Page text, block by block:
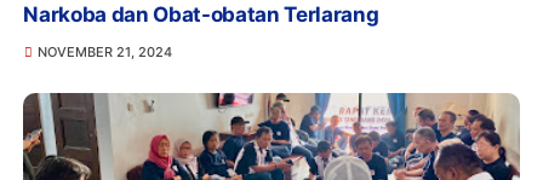
Narkoba dan Obat-obatan Terlarang
NOVEMBER 21, 2024